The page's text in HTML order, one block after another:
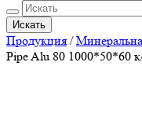
Искать
Продукция /
Pipe Alu 80 1000*50*60